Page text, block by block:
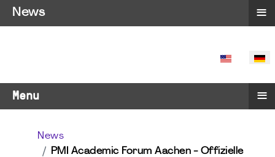
SPRACHE
Menu ≡
News
PMI Academic Forum Aachen - Offizielle
News ≡